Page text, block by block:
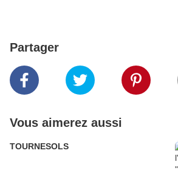
Partager
Vous aimerez aussi
TOURNESOLS